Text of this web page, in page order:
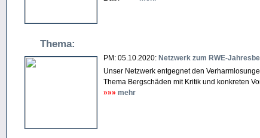
Thema:
PM: 05.10.2020: Netzwerk zum RWE-
Unser Netzwerk entgegnet den
Thema Bergschäden mit Kritik und konkreten
»»» mehr